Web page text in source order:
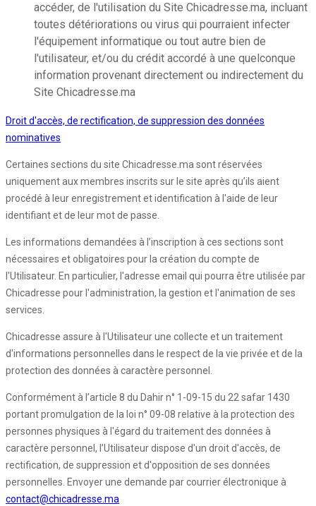
accéder, de l'utilisation du Site Chicadresse.ma, incluant
toutes détériorations ou virus qui pourraient infecter
l'équipement informatique ou tout autre bien de
l'utilisateur, et/ou du crédit accordé à une quelconque
information provenant directement ou indirectement du
Site Chicadresse.ma
Droit d'accès, de rectification, de suppression des données
nominatives
Certaines sections du site Chicadresse.ma sont réservées
uniquement aux membres inscrits sur le site après qu’ils aient
procédé à leur enregistrement et identification à l'aide de leur
identifiant et de leur mot de passe.
Les informations demandées à l’inscription à ces sections sont
nécessaires et obligatoires pour la création du compte de
l'Utilisateur. En particulier, l'adresse email qui pourra être utilisée par
Chicadresse pour l'administration, la gestion et l'animation de ses
services.
Chicadresse assure à l'Utilisateur une collecte et un traitement
d'informations personnelles dans le respect de la vie privée et de la
protection des données à caractère personnel.
Conformément à l’article 8 du Dahir n° 1-09-15 du 22 safar 1430
portant promulgation de la loi n° 09-08 relative à la protection des
personnes physiques à l'égard du traitement des données à
caractère personnel, l’Utilisateur dispose d'un droit d'accès, de
rectification, de suppression et d'opposition de ses données
personnelles. Envoyer une demande par courrier électronique à
contact@chicadresse.ma